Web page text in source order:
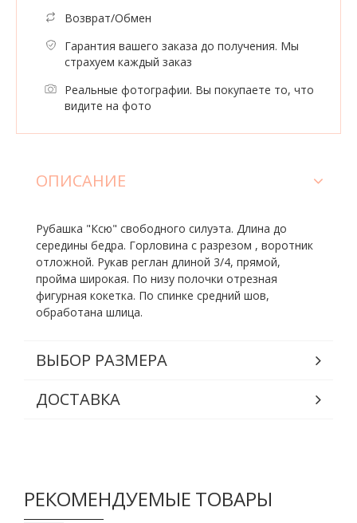
Возврат/Обмен
Гарантия вашего заказа до получения. Мы
страхуем каждый заказ
Реальные фотографии. Вы покупаете то, что
видите на фото
ОПИСАНИЕ
Рубашка "Ксю" свободного силуэта. Длина до
середины бедра. Горловина с разрезом , воротник
отложной. Рукав реглан длиной 3/4, прямой,
пройма широкая. По низу полочки отрезная
фигурная кокетка. По спинке средний шов,
обработана шлица.
ВЫБОР РАЗМЕРА
ДОСТАВКА
РЕКОМЕНДУЕМЫЕ ТОВАРЫ